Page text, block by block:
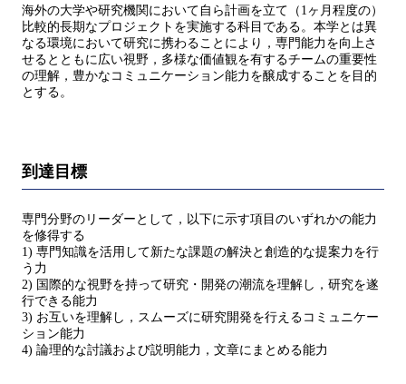
海外の大学や研究機関において自ら計画を立て（1ヶ月程度の）
比較的長期なプロジェクトを実施する科目である。本学とは異
なる環境において研究に携わることにより，専門能力を向上さ
せるとともに広い視野，多様な価値観を有するチームの重要性
の理解，豊かなコミュニケーション能力を醸成することを目的
とする。
到達目標
専門分野のリーダーとして，以下に示す項目のいずれかの能力
を修得する
1) 専門知識を活用して新たな課題の解決と創造的な提案力を行
う力
2) 国際的な視野を持って研究・開発の潮流を理解し，研究を遂
行できる能力
3) お互いを理解し，スムーズに研究開発を行えるコミュニケー
ション能力
4) 論理的な討議および説明能力，文章にまとめる能力